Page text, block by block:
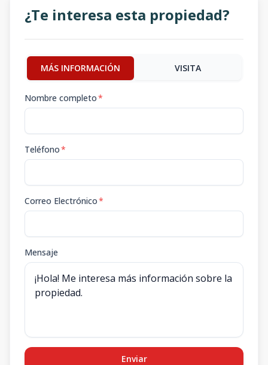
¿Te interesa esta propiedad?
MÁS INFORMACIÓN VISITA
Nombre completo*
Teléfono*
Correo Electrónico*
Mensaje
Enviar